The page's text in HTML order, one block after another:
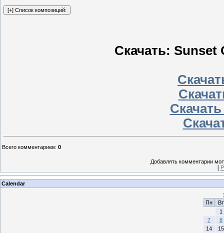
Скачать: Sunset
Всего комментариев: 0
Добавлять комментарии
[
Calendar
Пн
Вт
1
7
8
14
15